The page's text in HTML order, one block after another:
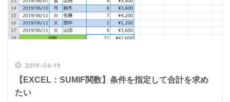
2019-06-19
【EXCEL：SUMIF関数】条件を指定して合計を求め
たい